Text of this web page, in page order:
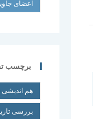
اعضای
برچسب
هم اندیشی
بررسی